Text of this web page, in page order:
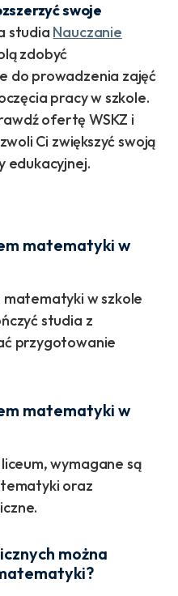
swoje
studia Nauczanie
zdobyć
do prowadzenia zajęć
pracy w szkole.
ofertę WSKZ i
Ci zwiększyć swoją
edukacyjnej.
matematyki w
w szkole
studia z
przygotowanie
matematyki w
wymagane są
oraz
można